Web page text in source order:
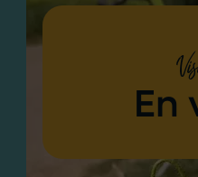
En